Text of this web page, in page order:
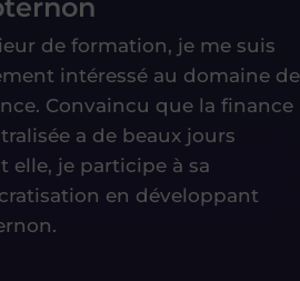
de formation, je me suis
intéressé au domaine de
Convaincu que la finance
a de beaux jours
elle, je participe à sa
en développant